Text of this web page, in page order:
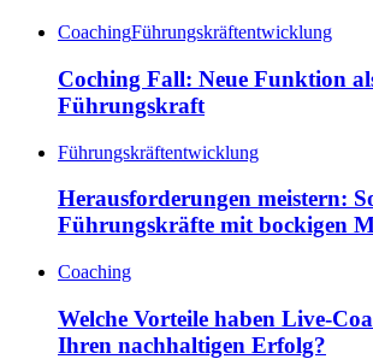
CoachingFührungskräftentwicklung
Coching Fall: Neue Funktion
Führungskraft
Führungskräftentwicklung
Herausforderungen meistern:
Führungskräfte mit bockigen
Coaching
Welche Vorteile haben Live-
Ihren nachhaltigen Erfolg?